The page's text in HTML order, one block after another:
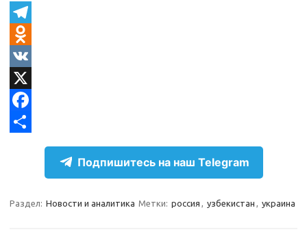
T
e
e
g
O
d
n
o
s
V
KX
F
bр
Подпишитесь на наш Telegram
Раздел: Новости и аналитика Метки: россия , узбекистан , украина